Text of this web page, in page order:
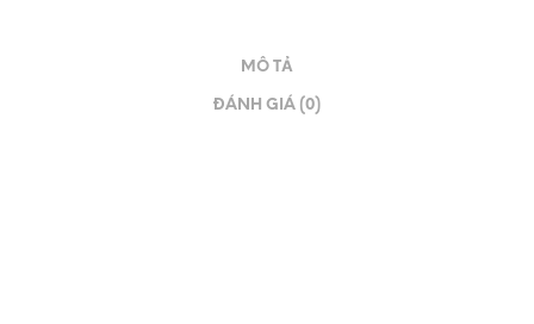
MÔ TẢ
ĐÁNH GIÁ (0)